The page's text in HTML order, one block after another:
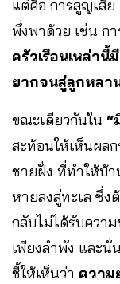
แต่คือ การสูญเสีย
พึ่งพาด้วย เช่น ก
ครัวเรือนเหล่านี้
ยากจนสู่ลูกหลา
ขณะเดียวกันใน “
สะท้อนให้เห็นผล
ชายฝั่ง ที่ทำให้บ้า
หายลงสู่ทะเล ซึ่ง
กลับไม่ได้รับควา
เพียงลำพัง และนั่
ชี้ให้เห็นว่า ความ